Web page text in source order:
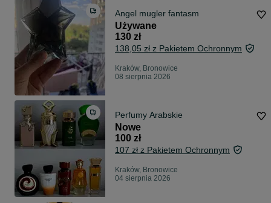
Angel mugler fantasm
Używane
130 zł
138,05 zł z Pakietem Ochronnym
Kraków, Bronowice
08 sierpnia 2026
Perfumy Arabskie
Nowe
100 zł
107 zł z Pakietem Ochronnym
Kraków, Bronowice
04 sierpnia 2026